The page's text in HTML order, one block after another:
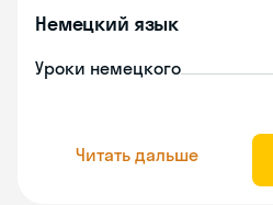
Немецкий язык
Уроки немецкого
Читать дальше